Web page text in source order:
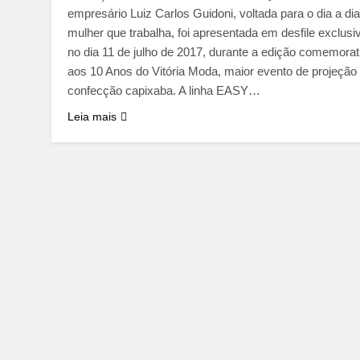
empresário Luiz Carlos Guidoni, voltada para o dia a
mulher que trabalha, foi apresentada em desfile
no dia 11 de julho de 2017, durante a edição
aos 10 Anos do Vitória Moda, maior evento de projeção
confecção capixaba. A linha EASY…
Leia mais